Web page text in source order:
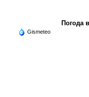
Погода
Gismeteo